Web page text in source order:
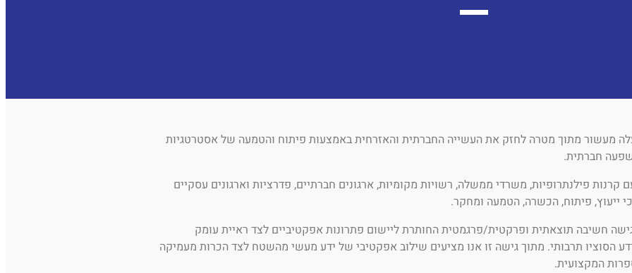
מעשור מתוך מטרה לחזק את העשייה החברתית והאזרחית באמצעות פיתוח והטמעה של אסטרטגיות
חברתית.
קרנות פילנתרופיות, משרדי ממשלה, רשויות מקומיות, ארגונים חברתיים, פדרציות וארגונים עסקיים
ייעוץ, פיתוח, הכשרה, הטמעה ומחקר.
חשיבה תוצאתית ופרקטית/פרגמטית החותרת ליישום פתרונות אפקטיביים לצד ראיית עומק
הסוציו תרבותי. מתוך גישה זו אנו מציעים שילוב אפקטיבי של ידע מעשי מהשטח לצד הכרות מעמיקה
המקצועית.